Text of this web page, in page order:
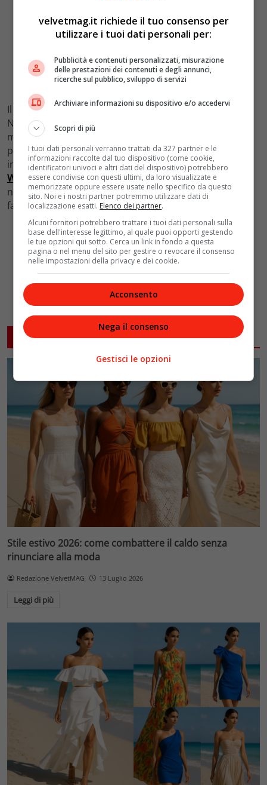
Il Met Gala è un evento tradizionale ormai in quel di
New York, ma la cerimonia come la conosciamo oggi è
merito di
Diana Vreeland
portante per ogni gala. Negli anni, poi, ha catturato
interesse mediatico con il coinvolgimento diAnna
Wintour,direttrice diVogue America. A questo punto
non resta che chiedersi chi apparirà sul red carpet: chi
farà parte della guest list?
ARTICOLI CORRELATI
Stile estivo 2026: come combattere il caldo senza
rinunciare alla moda
Redazione VelvetMAG 13 Luglio 2026
Leggi di più
velvetmag.it richiede il tuo consenso per
utilizzare i tuoi dati personali per:
Pubblicità e contenuti personalizzati, misurazione
delle prestazioni dei contenuti e degli annunci,
ricerche sul pubblico, sviluppo di servizi
Archiviare informazioni su dispositivo e/o accedervi
Scopri di più
I tuoi dati personali verranno trattati da 327 partner e le
informazioni raccolte dal tuo dispositivo (come cookie,
identificatori univoci e altri dati del dispositivo) potrebbero
essere condivise con questi ultimi, da loro visualizzate e
memorizzate oppure essere usate nello specifico da questo
sito. Noi e i nostri partner potremmo utilizzare dati di
localizzazione esatti. Elenco dei partner.
Alcuni fornitori potrebbero trattare i tuoi dati personali sulla
base dell'interesse legittimo, al quale puoi opporti gestendo
le tue opzioni qui sotto. Cerca un link in fondo a questa
pagina o nel menu del sito per gestire o revocare il consenso
nelle impostazioni della privacy e dei cookie.
Acconsento
Nega il consenso
Gestisci le opzioni